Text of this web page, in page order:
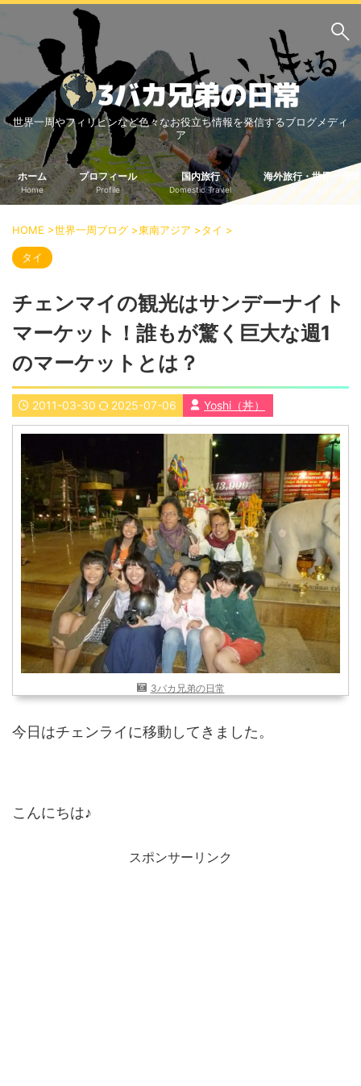
サイト内検索
3バカ兄弟のブログ
三男：増田っちのブロ
グ
次男：タクジのブログ
長男：Yoshiのブログ
ビジネス・ライフハック
車関係
国内旅行
中部
中国・四国
北海道・東北
世界一周ブログ
アフリカ
アジア
ヨーロッパ
中東
北・中南米
東南アジア
世界一周の準備
Web・ガジェット
スマホ・タブレット
PC・インターネット
ポケモンGO
AND OR
検索
世界一周やフィリピンなど色々なお役立ち情報を発信するブログメディ
ア
ホーム
Home
プロフィール
Profile
国内旅行
Domestic Travel
海外旅行・世界一周
HOME >世界一周ブログ >東南アジア >タイ >
タイ
チェンマイの観光はサンデーナイト
マーケット！誰もが驚く巨大な週1
のマーケットとは？
2011-03-30 2025-07-06 Yoshi（丼）
3バカ兄弟の日常
今日はチェンライに移動してきました。
こんにちは♪
スポンサーリンク